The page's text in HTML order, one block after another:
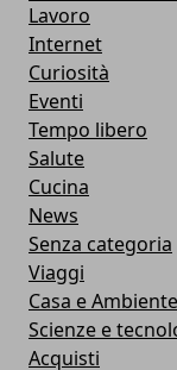
Lavoro
Internet
Curiosità
Eventi
Tempo libero
Salute
Cucina
News
Senza categoria
Viaggi
Casa e Ambiente
Scienze e
Acquisti